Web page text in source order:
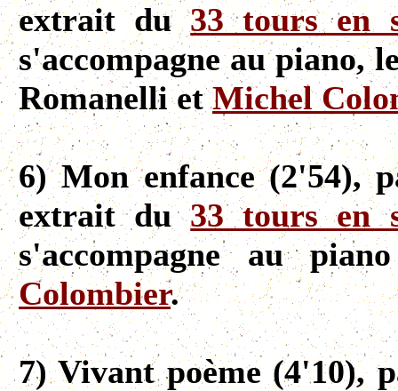
extrait du33 tours en
s'accompagne au piano,
Romanelli etMichel
6) Mon enfance (2'54),
extrait du33 tours en
s'accompagne au
Colombier.
7) Vivant poème (4'10),